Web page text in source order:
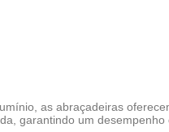
as abraçadeiras
garantindo um